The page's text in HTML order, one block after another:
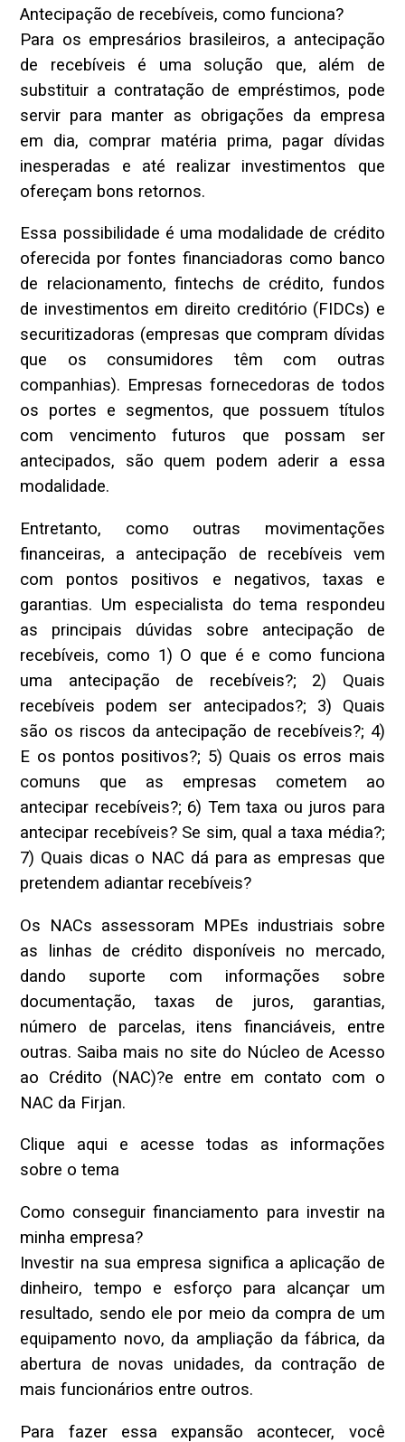
Antecipação de recebíveis, como funciona?
Para os empresários brasileiros, a antecipação
de recebíveis é uma solução que, além de
substituir a contratação de empréstimos, pode
servir para manter as obrigações da empresa
em dia, comprar matéria prima, pagar dívidas
inesperadas e até realizar investimentos que
ofereçam bons retornos.
Essa possibilidade é uma modalidade de crédito
oferecida por fontes financiadoras como banco
de relacionamento, fintechs de crédito, fundos
de investimentos em direito creditório (FIDCs) e
securitizadoras (empresas que compram dívidas
que os consumidores têm com outras
companhias). Empresas fornecedoras de todos
os portes e segmentos, que possuem títulos
com vencimento futuros que possam ser
antecipados, são quem podem aderir a essa
modalidade.
Entretanto, como outras movimentações
financeiras, a antecipação de recebíveis vem
com pontos positivos e negativos, taxas e
garantias. Um especialista do tema respondeu
as principais dúvidas sobre antecipação de
recebíveis, como 1) O que é e como funciona
uma antecipação de recebíveis?; 2) Quais
recebíveis podem ser antecipados?; 3) Quais
são os riscos da antecipação de recebíveis?; 4)
E os pontos positivos?; 5) Quais os erros mais
comuns que as empresas cometem ao
antecipar recebíveis?; 6) Tem taxa ou juros para
antecipar recebíveis? Se sim, qual a taxa média?;
7) Quais dicas o NAC dá para as empresas que
pretendem adiantar recebíveis?
Os NACs assessoram MPEs industriais sobre
as linhas de crédito disponíveis no mercado,
dando suporte com informações sobre
documentação, taxas de juros, garantias,
número de parcelas, itens financiáveis, entre
outras. Saiba mais no site do Núcleo de Acesso
ao Crédito (NAC)?e entre em contato com o
NAC da Firjan.
Clique aqui e acesse todas as informações
sobre o tema
Como conseguir financiamento para investir na
minha empresa?
Investir na sua empresa significa a aplicação de
dinheiro, tempo e esforço para alcançar um
resultado, sendo ele por meio da compra de um
equipamento novo, da ampliação da fábrica, da
abertura de novas unidades, da contração de
mais funcionários entre outros.
Para fazer essa expansão acontecer, você